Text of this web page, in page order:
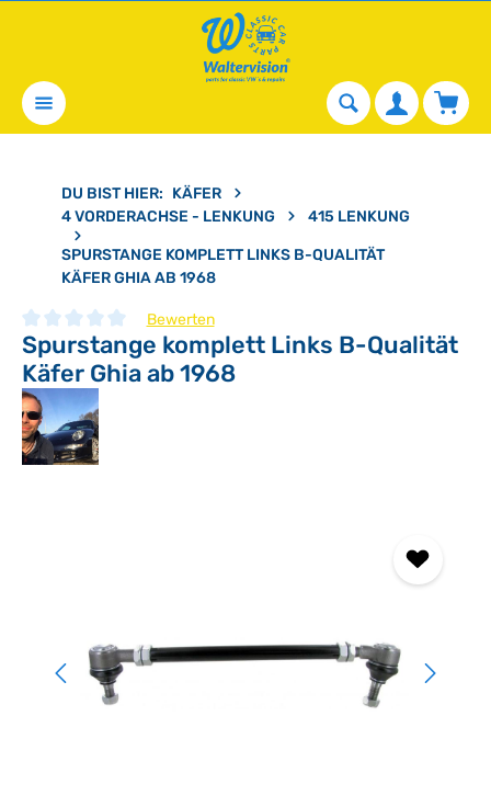
DU BIST HIER: KÄFER
4 VORDERACHSE - LENKUNG
415 LENKUNG
SPURSTANGE KOMPLETT LINKS B-QUALITÄT
KÄFER GHIA AB 1968
Durchschnittliche Bewertung von 0 von 5 Sternen
Bewerten
Spurstange komplett Links B-Qualität
Käfer Ghia ab 1968